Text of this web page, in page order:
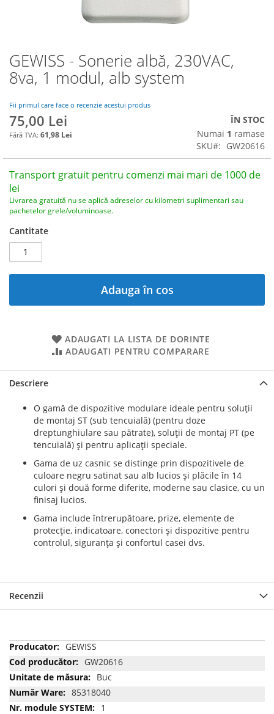
GEWISS - Sonerie albă, 230VAC,
8va, 1 modul, alb system
Fii primul care face o recenzie acestui produs
75,00 Lei
61,98 Lei
ÎN STOC
Numai 1 ramase
SKU
GW20616
Transport gratuit pentru comenzi mai mari de 1000 de
lei
Livrarea gratuită nu se aplică adreselor cu kilometri suplimentari sau
pachetelor grele/voluminoase.
Cantitate
Adauga în cos
ADAUGATI LA LISTA DE DORINTE
ADAUGATI PENTRU COMPARARE
Skip
to
the
of
the
images
Descriere
O gamă de dispozitive modulare ideale pentru soluţii
de montaj ST (sub tencuială) (pentru doze
dreptunghiulare sau pătrate), soluţii de montaj PT (pe
tencuială) şi pentru aplicaţii speciale.
Gama de uz casnic se distinge prin dispozitivele de
culoare negru satinat sau alb lucios şi plăcile în 14
culori şi două forme diferite, moderne sau clasice, cu un
finisaj lucios.
Gama include întrerupătoare, prize, elemente de
protecţie, indicatoare, conectori şi dispozitive pentru
controlul, siguranţa şi confortul casei dvs.
Recenzii
Mai
multe
informatii
GEWISS
GW20616
Buc
85318040
1